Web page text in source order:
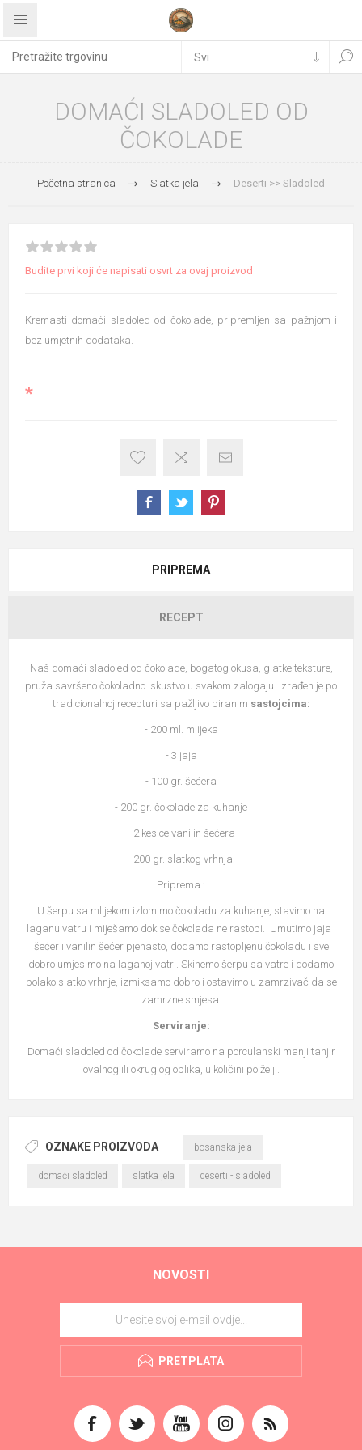
DOMAĆI SLADOLED OD
ČOKOLADE
Početna stranica Slatka jela Deserti >> Sladoled
Budite prvi koji će napisati osvrt za ovaj proizvod
Kremasti domaći sladoled od čokolade, pripremljen sa pažnjom i
bez umjetnih dodataka.
*
PRIPREMA
RECEPT
Naš domaći sladoled od čokolade, bogatog okusa, glatke teksture,
pruža savršeno čokoladno iskustvo u svakom zalogaju. Izrađen je po
tradicionalnoj recepturi sa pažljivo biranim sastojcima:
- 200 ml. mlijeka
- 3 jaja
- 100 gr. šećera
- 200 gr. čokolade za kuhanje
- 2 kesice vanilin šećera
- 200 gr. slatkog vrhnja.
Priprema :
U šerpu sa mlijekom izlomimo čokoladu za kuhanje, stavimo na
laganu vatru i miješamo dok se čokolada ne rastopi. Umutimo jaja i
šećer i vanilin šećer pjenasto, dodamo rastopljenu čokoladu i sve
dobro umjesimo na laganoj vatri. Skinemo šerpu sa vatre i dodamo
polako slatko vrhnje, izmiksamo dobro i ostavimo u zamrzivač da se
zamrzne smjesa.
Serviranje:
Domaći sladoled od čokolade serviramo na porculanski manji tanjir
ovalnog ili okruglog oblika, u količini po želji.
OZNAKE PROIZVODA bosanska jela
domaći sladoled slatka jela deserti - sladoled
NOVOSTI
PRETPLATA